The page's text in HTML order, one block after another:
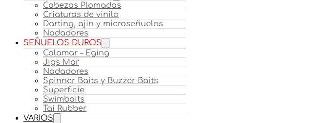
Cabezas Plomadas
Criaturas de vinilo
Darting, ajin y microseñuelos
Nadadores
SEÑUELOS DUROS
Calamar – Eging
Jigs Mar
Nadadores
Spinner Baits y Buzzer Baits
Superficie
Swimbaits
Tai Rubber
VARIOS